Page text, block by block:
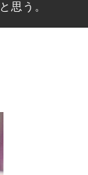
思う。